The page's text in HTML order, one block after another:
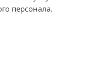
персонала.